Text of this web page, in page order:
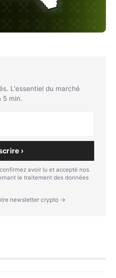
L'essentiel du marché
5 min.
›
avoir lu et accepté nos
le traitement des données
newsletter crypto →